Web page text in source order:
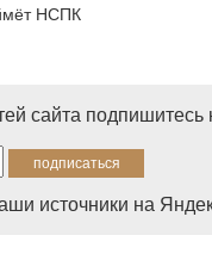
НСПК
сайта
источники на